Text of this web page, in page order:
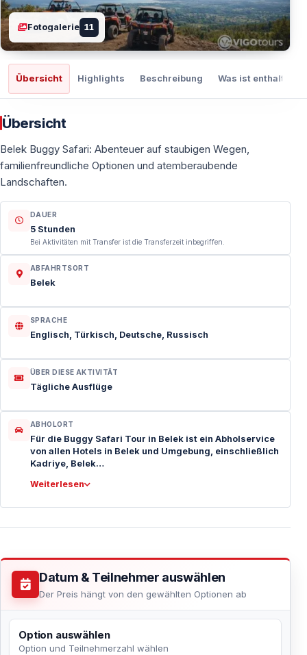
Fotogalerie 11
Übersicht Highlights Beschreibung Was ist enthalten
Übersicht
Belek Buggy Safari: Abenteuer auf staubigen Wegen,
familienfreundliche Optionen und atemberaubende
Landschaften.
DAUER
5 Stunden
Bei Aktivitäten mit Transfer ist die Transferzeit inbegriffen.
ABFAHRTSORT
Belek
SPRACHE
Englisch, Türkisch, Deutsche, Russisch
ÜBER DIESE AKTIVITÄT
Tägliche Ausflüge
ABHOLORT
Für die Buggy Safari Tour in Belek ist ein Abholservice
von allen Hotels in Belek und Umgebung, einschließlich
Kadriye, Belek…
Weiterlesen
Datum & Teilnehmer auswählen
Der Preis hängt von den gewählten Optionen ab
Option auswählen
Option und Teilnehmerzahl wählen